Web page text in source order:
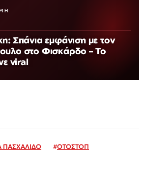
Σπάνια εμφάνιση με τον
στο Φισκάρδο – Το
viral
ΠΑΣΧΑΛΙΔΟ #ΟΤΟΣΤΟΠ